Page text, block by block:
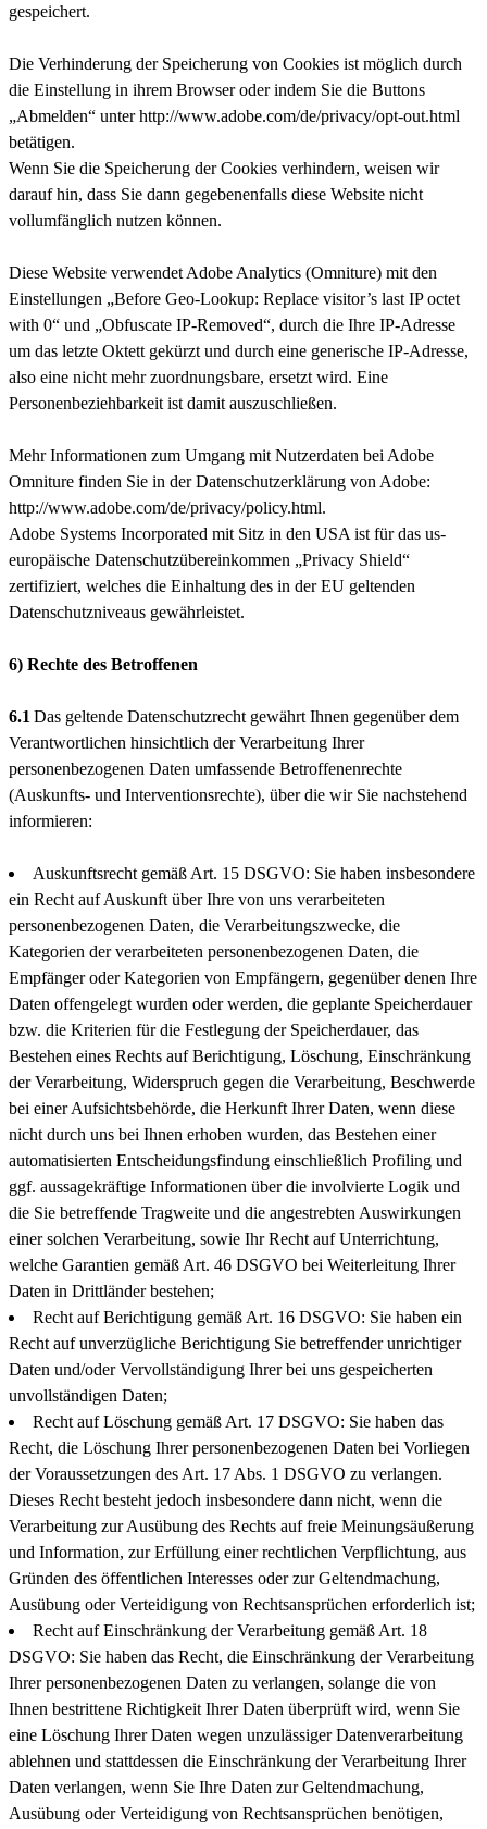
gespeichert.
Die Verhinderung der Speicherung von Cookies ist möglich durch
die Einstellung in ihrem Browser oder indem Sie die Buttons
„Abmelden“ unter http://www.adobe.com/de/privacy/opt-out.html
betätigen.
Wenn Sie die Speicherung der Cookies verhindern, weisen wir
darauf hin, dass Sie dann gegebenenfalls diese Website nicht
vollumfänglich nutzen können.
Diese Website verwendet Adobe Analytics (Omniture) mit den
Einstellungen „Before Geo-Lookup: Replace visitor’s last IP octet
with 0“ und „Obfuscate IP-Removed“, durch die Ihre IP-Adresse
um das letzte Oktett gekürzt und durch eine generische IP-Adresse,
also eine nicht mehr zuordnungsbare, ersetzt wird. Eine
Personenbeziehbarkeit ist damit auszuschließen.
Mehr Informationen zum Umgang mit Nutzerdaten bei Adobe
Omniture finden Sie in der Datenschutzerklärung von Adobe:
http://www.adobe.com/de/privacy/policy.html.
Adobe Systems Incorporated mit Sitz in den USA ist für das us-
europäische Datenschutzübereinkommen „Privacy Shield“
zertifiziert, welches die Einhaltung des in der EU geltenden
Datenschutzniveaus gewährleistet.
6) Rechte des Betroffenen
6.1 Das geltende Datenschutzrecht gewährt Ihnen gegenüber dem
Verantwortlichen hinsichtlich der Verarbeitung Ihrer
personenbezogenen Daten umfassende Betroffenenrechte
(Auskunfts- und Interventionsrechte), über die wir Sie nachstehend
informieren:
Auskunftsrecht gemäß Art. 15 DSGVO: Sie haben insbesondere
ein Recht auf Auskunft über Ihre von uns verarbeiteten
personenbezogenen Daten, die Verarbeitungszwecke, die
Kategorien der verarbeiteten personenbezogenen Daten, die
Empfänger oder Kategorien von Empfängern, gegenüber denen Ihre
Daten offengelegt wurden oder werden, die geplante Speicherdauer
bzw. die Kriterien für die Festlegung der Speicherdauer, das
Bestehen eines Rechts auf Berichtigung, Löschung, Einschränkung
der Verarbeitung, Widerspruch gegen die Verarbeitung, Beschwerde
bei einer Aufsichtsbehörde, die Herkunft Ihrer Daten, wenn diese
nicht durch uns bei Ihnen erhoben wurden, das Bestehen einer
automatisierten Entscheidungsfindung einschließlich Profiling und
ggf. aussagekräftige Informationen über die involvierte Logik und
die Sie betreffende Tragweite und die angestrebten Auswirkungen
einer solchen Verarbeitung, sowie Ihr Recht auf Unterrichtung,
welche Garantien gemäß Art. 46 DSGVO bei Weiterleitung Ihrer
Daten in Drittländer bestehen;
Recht auf Berichtigung gemäß Art. 16 DSGVO: Sie haben ein
Recht auf unverzügliche Berichtigung Sie betreffender unrichtiger
Daten und/oder Vervollständigung Ihrer bei uns gespeicherten
unvollständigen Daten;
Recht auf Löschung gemäß Art. 17 DSGVO: Sie haben das
Recht, die Löschung Ihrer personenbezogenen Daten bei Vorliegen
der Voraussetzungen des Art. 17 Abs. 1 DSGVO zu verlangen.
Dieses Recht besteht jedoch insbesondere dann nicht, wenn die
Verarbeitung zur Ausübung des Rechts auf freie Meinungsäußerung
und Information, zur Erfüllung einer rechtlichen Verpflichtung, aus
Gründen des öffentlichen Interesses oder zur Geltendmachung,
Ausübung oder Verteidigung von Rechtsansprüchen erforderlich ist;
Recht auf Einschränkung der Verarbeitung gemäß Art. 18
DSGVO: Sie haben das Recht, die Einschränkung der Verarbeitung
Ihrer personenbezogenen Daten zu verlangen, solange die von
Ihnen bestrittene Richtigkeit Ihrer Daten überprüft wird, wenn Sie
eine Löschung Ihrer Daten wegen unzulässiger Datenverarbeitung
ablehnen und stattdessen die Einschränkung der Verarbeitung Ihrer
Daten verlangen, wenn Sie Ihre Daten zur Geltendmachung,
Ausübung oder Verteidigung von Rechtsansprüchen benötigen,